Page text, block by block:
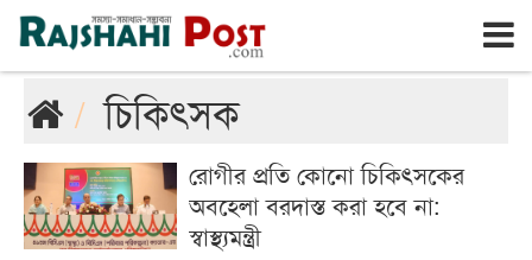
রাজশাহী বৃহঃস্পতিবার, ৬ই আগস্ট ২০২৬, ২৩শে শ্রাবণ ১৪৩৩
চিকিৎসক
রোগীর প্রতি কোনো চিকিৎসকের
অবহেলা বরদাস্ত করা হবে না:
স্বাস্থ্যমন্ত্রী